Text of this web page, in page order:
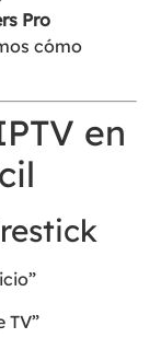
Pro
cómo
en
TV”